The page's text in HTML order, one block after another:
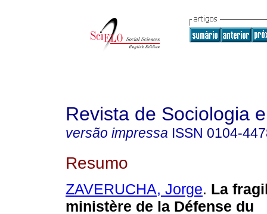
Revista de Sociologia
versão impressa ISSN 0104-
Resumo
ZAVERUCHA, Jorge. La
ministère de la Défense du